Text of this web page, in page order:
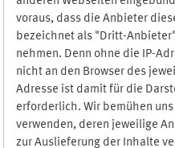
voraus, dass die Anbieter
bezeichnet als "Dritt-
nehmen. Denn ohne die IP-
nicht an den Browser des
Adresse ist damit für die
erforderlich. Wir bemühen
verwenden, deren jeweilige
zur Auslieferung der Inhalte